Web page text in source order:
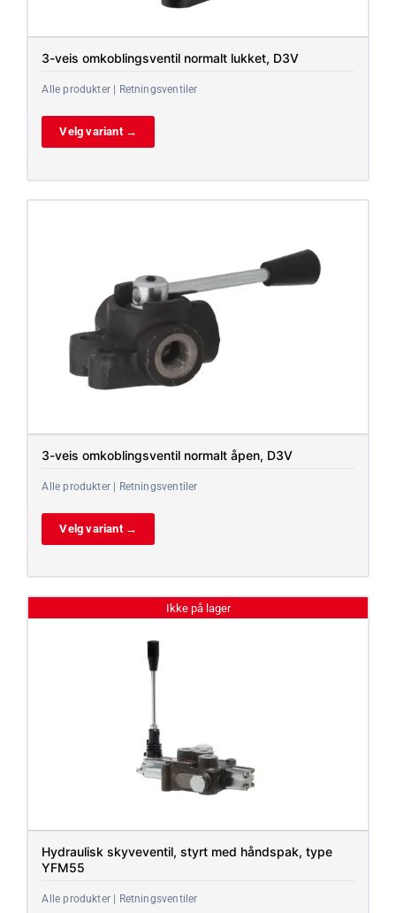
3-veis omkoblingsventil normalt lukket, D3V
Alle produkter | Retningsventiler
Velg variant →
3-veis omkoblingsventil normalt åpen, D3V
Alle produkter | Retningsventiler
Velg variant →
Ikke på lager
Hydraulisk skyveventil, styrt med håndspak, type
YFM55
Alle produkter | Retningsventiler